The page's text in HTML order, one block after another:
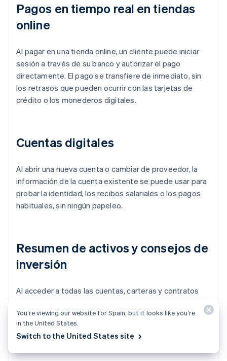
Pagos en tiempo real en tiendas
online
Al pagar en una tienda online, un cliente puede iniciar
sesión a través de su banco y autorizar el pago
directamente. El pago se transfiere de inmediato, sin
los retrasos que pueden ocurrir con las tarjetas de
crédito o los monederos digitales.
Cuentas digitales
Al abrir una nueva cuenta o cambiar de proveedor, la
información de la cuenta existente se puede usar para
probar la identidad, los recibos salariales o los pagos
habituales, sin ningún papeleo.
Resumen de activos y consejos de
inversión
Al acceder a todas las cuentas, carteras y contratos
completo de los activos. Se pueden desarrollar
estrategias personalizadas de ahorro e inversión
según esta información.
You’re viewing our website for Spain, but it looks like you’re
in the United States.
Switch to the United States site